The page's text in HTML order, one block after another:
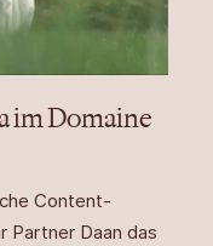
im Domaine
Content-
Partner Daan das